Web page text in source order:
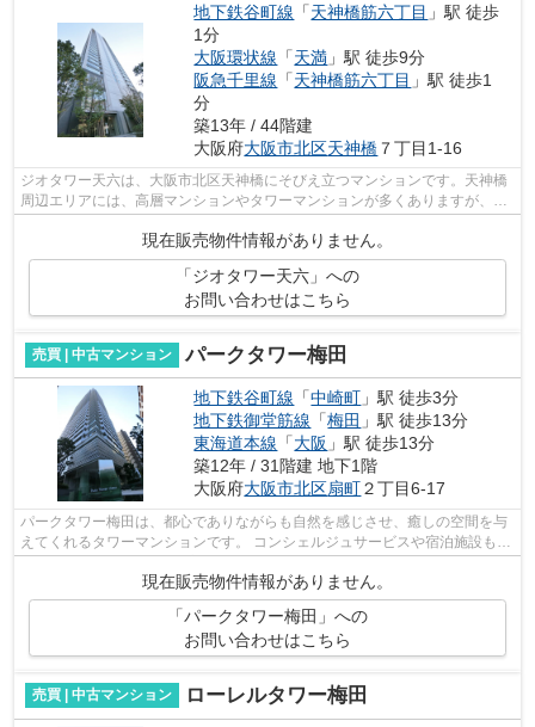
地下鉄谷町線 「天神橋筋六丁目 」駅 徒歩
1分
大阪環状線 「天満 」駅 徒歩9分
阪急千里線 「天神橋筋六丁目 」駅 徒歩1
分
築13年 / 44階建
大阪府大阪市北区天神橋 ７丁目1-16
ジオタワー天六は、大阪市北区天神橋にそびえ立つマンションです。天神橋
周辺エリアには、高層マンションやタワーマンションが多くありますが、そ
の中でもひときわ存在感が大きな存在...
現在販売物件情報がありません。
「ジオタワー天六」への
お問い合わせはこちら
売買 | 中古マンション パークタワー梅田
地下鉄谷町線 「中崎町 」駅 徒歩3分
地下鉄御堂筋線 「梅田 」駅 徒歩13分
東海道本線 「大阪 」駅 徒歩13分
築12年 / 31階建 地下1階
大阪府大阪市北区扇町２丁目6-17
パークタワー梅田は、都心でありながらも自然を感じさせ、癒しの空間を与
えてくれるタワーマンションです。 コンシェルジュサービスや宿泊施設も提
供していて、地上100Mの高さのある屋...
現在販売物件情報がありません。
「パークタワー梅田」への
お問い合わせはこちら
売買 | 中古マンション ローレルタワー梅田